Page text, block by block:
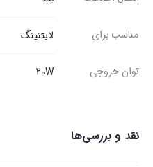
مناسب برای لایتنینگ
توان خروجی 20W
نقد و بررسی‌ها